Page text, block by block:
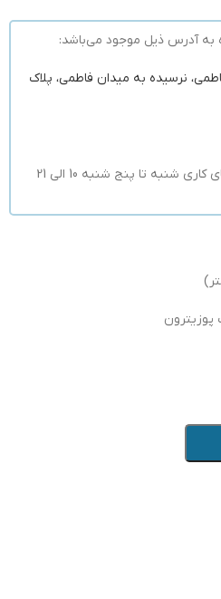
به آدرس ذیل موجود می‌باشد:
نرسیده به میدان فاطمی، پلاک
ساعت مراجعه حضوری در روزهای کاری شنبه تا پنج شنبه 10 الی 21